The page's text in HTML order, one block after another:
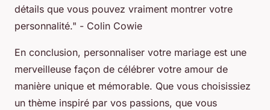
détails que vous pouvez vraiment montrer votre
personnalité." - Colin Cowie
En conclusion, personnaliser votre mariage est une
merveilleuse façon de célébrer votre amour de
manière unique et mémorable. Que vous choisissiez
un thème inspiré par vos passions, que vous